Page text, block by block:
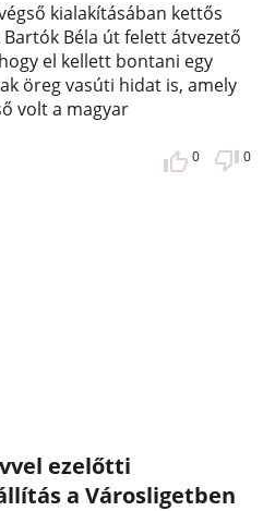
kialakításában kettős
Béla út felett átvezető
el kellett bontani egy
öreg vasúti hidat is, amely
volt a magyar
0 0
ezelőtti
a Városligetben